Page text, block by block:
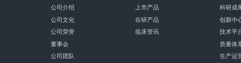
公司介绍
公司文化
公司荣誉
董事会
公司团队
上市产品
在研产品
临床资讯
科研成
创新中
技术平
质量体
生产运